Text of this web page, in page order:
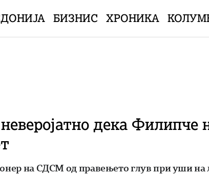
БИЗНИС ХРОНИКА
дека Филипче
на СДСМ од правењето глув при уши на